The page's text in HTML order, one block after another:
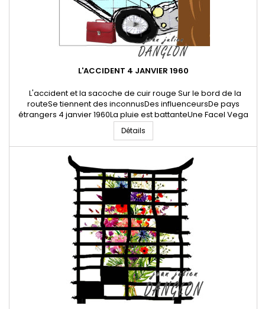
L'ACCIDENT 4 JANVIER 1960
L'accident et la sacoche de cuir rouge Sur le bord de la
routeSe tiennent des inconnusDes influenceursDe pays
étrangers 4 janvier 1960La pluie est battanteUne Facel Vega
surgitTous crissements dehors Un fracas de fin du mondeUn
pneu éclate, la HK-500 étreint un platane"Le Premier Homme"
dans sa sacoche jettée sur le siège Reste inachevé 16 Avril
Détails